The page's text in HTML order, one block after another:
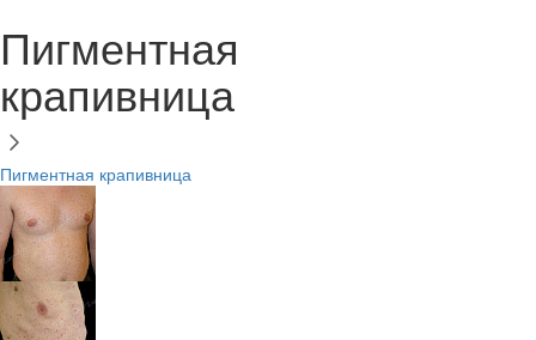
Пигментная
крапивница
Пигментная крапивница